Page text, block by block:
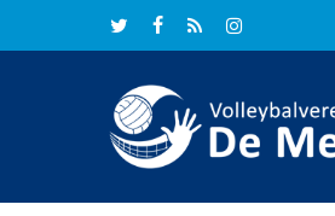
to
twitterfacebook
RSSinstagram